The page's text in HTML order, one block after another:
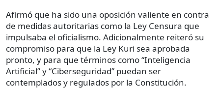
Afirmó que ha sido una oposición valiente en contra
de medidas autoritarias como la Ley Censura que
impulsaba el oficialismo. Adicionalmente reiteró su
compromiso para que la Ley Kuri sea aprobada
pronto, y para que términos como “Inteligencia
Artificial” y “Ciberseguridad” puedan ser
contemplados y regulados por la Constitución.